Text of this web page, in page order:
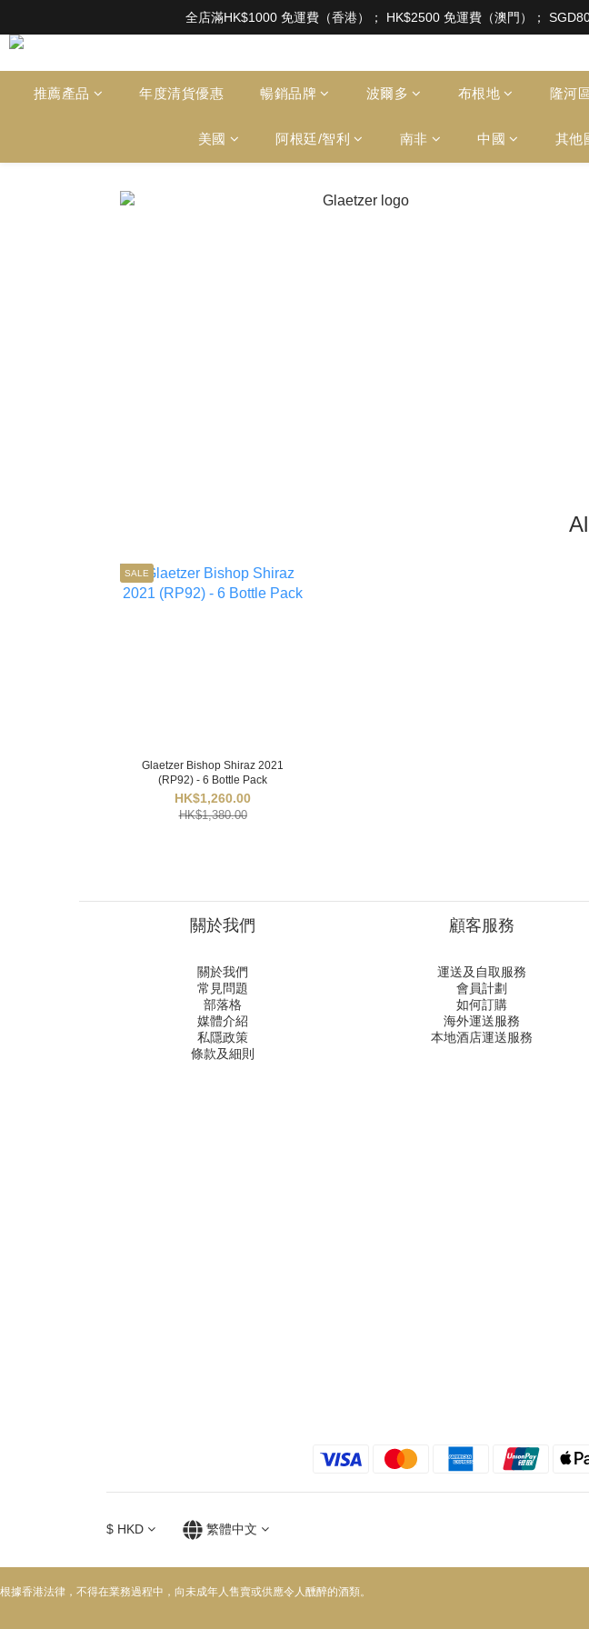
根據香港法律，不得在業務過程中，向未成年人售賣或供應令人醺醉的酒類。Under the
全店滿HK$1000 免運費（香港）； HK$2500 免運費（澳門）；
根據香港法律，不得在業務過程中，向未成年人售賣或供應令人醺醉的酒類。Under the
推薦產品 年度清貨優惠 暢銷品牌 波爾多 布根地 隆河
美國 阿根廷/智利 南非 中國 其他
SALE
Glaetzer Bishop Shiraz 2021
(RP92) - 6 Bottle Pack
HK$1,260.00
HK$1,380.00
關於我們
關於我們
常見問題
部落格
媒體介紹
私隱政策
條款及細則
顧客服務
運送及自取服務
會員計劃
如何訂購
海外運送服務
本地酒店運送服務
$ HKD 繁體中文
根據香港法律，不得在業務過程中，向未成年人售賣或供應令人醺醉的酒類。